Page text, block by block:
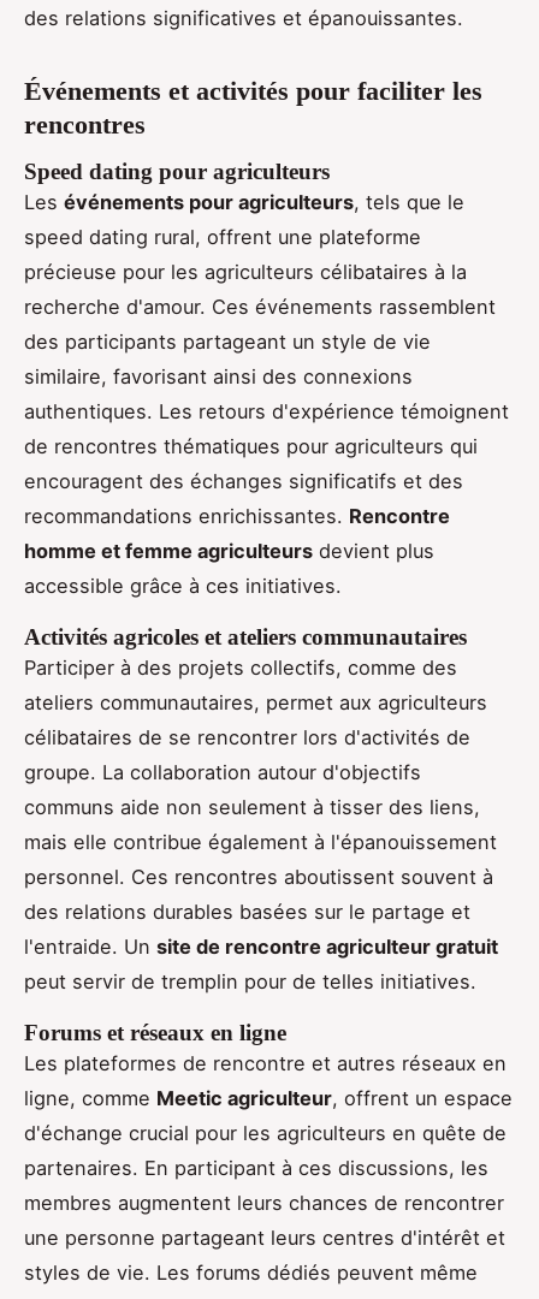
des relations significatives et épanouissantes.
Événements et activités pour faciliter les
rencontres
Speed dating pour agriculteurs
Les événements pour agriculteurs, tels que le
speed dating rural, offrent une plateforme
précieuse pour les agriculteurs célibataires à la
recherche d'amour. Ces événements rassemblent
des participants partageant un style de vie
similaire, favorisant ainsi des connexions
authentiques. Les retours d'expérience témoignent
de rencontres thématiques pour agriculteurs qui
encouragent des échanges significatifs et des
recommandations enrichissantes. Rencontre
homme et femme agriculteurs devient plus
accessible grâce à ces initiatives.
Activités agricoles et ateliers communautaires
Participer à des projets collectifs, comme des
ateliers communautaires, permet aux agriculteurs
célibataires de se rencontrer lors d'activités de
groupe. La collaboration autour d'objectifs
communs aide non seulement à tisser des liens,
mais elle contribue également à l'épanouissement
personnel. Ces rencontres aboutissent souvent à
des relations durables basées sur le partage et
l'entraide. Un site de rencontre agriculteur gratuit
peut servir de tremplin pour de telles initiatives.
Forums et réseaux en ligne
Les plateformes de rencontre et autres réseaux en
ligne, comme Meetic agriculteur, offrent un espace
d'échange crucial pour les agriculteurs en quête de
partenaires. En participant à ces discussions, les
membres augmentent leurs chances de rencontrer
une personne partageant leurs centres d'intérêt et
styles de vie. Les forums dédiés peuvent même